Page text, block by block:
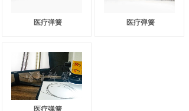
医疗弹簧 医疗弹簧
医疗弹簧